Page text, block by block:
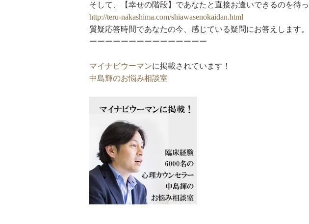
そして、【幸せの階段】であなたと直接お逢いできるのを待っ
http://teru-nakashima.com/shiawasenokaidan.html
質疑応答時間であなたの今、感じている疑問にお答えします。
ーーーーーーーーーーーーーーー
マイナビウーマンに掲載されています！
中島輝のお悩み相談室